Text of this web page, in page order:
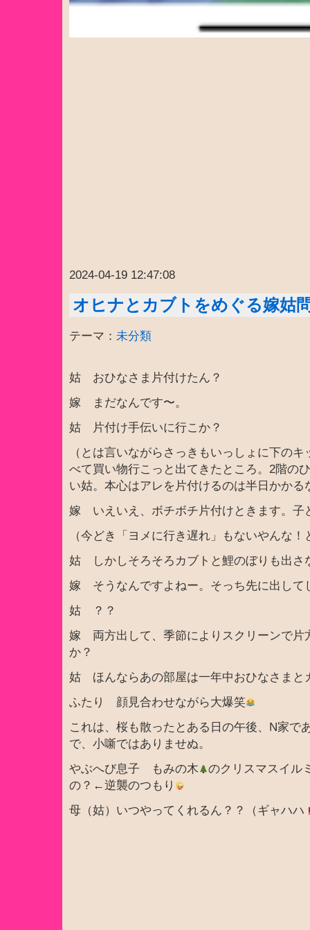
2024-04-19 12:47:08
オヒナとカブトをめぐる嫁姑
テーマ： 未分類
姑 おひなさま片付けたん？
嫁 まだなんです〜。
姑 片付け手伝いに行こか？
（とは言いながらさっきもいっしょに下の
べて買い物行こっと出てきたところ。2階の
い姑。本心はアレを片付けるのは半日かかる
嫁 いえいえ、ボチボチ片付けときます。子
（今どき「ヨメに行き遅れ」もないやんな
姑 しかしそろそろカブトと鯉のぼりも出さ
嫁 そうなんですよねー。そっち先に出して
姑 ？？
嫁 両方出して、季節によりスクリーンで片
か？
姑 ほんならあの部屋は一年中おひなさまと
ふたり 顔見合わせながら大爆笑
これは、桜も散ったとある日の午後、N家で
で、小噺ではありませぬ。
やぶへび息子 もみの木
のクリスマスイル
の？←逆襲のつもり
母（姑）いつやってくれるん？？（ギャハハ